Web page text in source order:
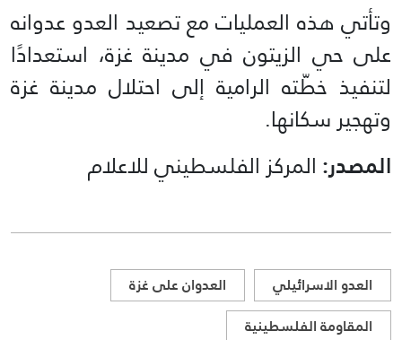
وتأتي هذه العمليات مع تصعيد العدو عدوانه
على حي الزيتون في مدينة غزة، استعدادًا
لتنفيذ خطّته الرامية إلى احتلال مدينة غزة
وتهجير سكانها.
المصدر: المركز الفلسطيني للاعلام
العدو الاسرائيلي
العدوان على غزة
المقاومة الفلسطينية